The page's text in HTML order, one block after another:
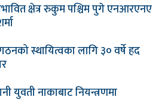
क्षेत्र रुकुम पश्चिम पुगे एनआरएनए
स्थायित्वका लागि ३० वर्षे हद
युवती नाकाबाट नियन्त्रणमा